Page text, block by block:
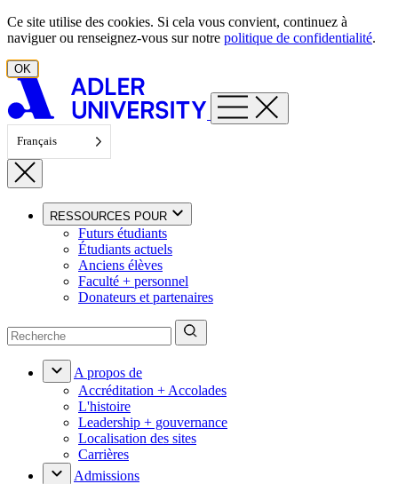
Aller au contenu
Ce site utilise des cookies. Si cela vous convient, continuez à
naviguer ou renseignez-vous sur notre politique de confidentialité.
OK
Français
RESSOURCES POUR
Futurs étudiants
Étudiants actuels
Anciens élèves
Faculté + personnel
Donateurs et partenaires
A propos de
Accréditation + Accolades
L'histoire
Leadership + gouvernance
Localisation des sites
Carrières
Admissions